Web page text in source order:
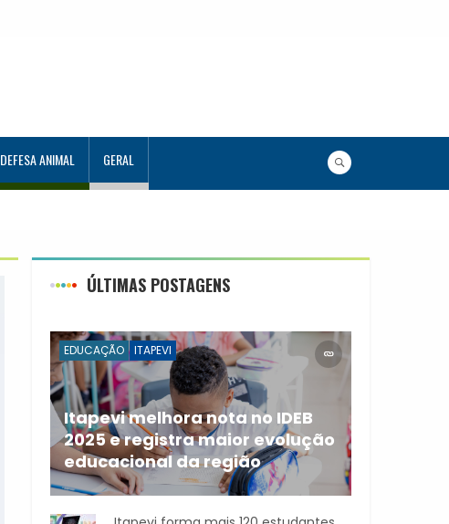
DEFESA ANIMAL GERAL
ÚLTIMAS POSTAGENS
EDUCAÇÃO ITAPEVI
Itapevi melhora nota no IDEB
2025 e registra maior evolução
educacional da região
A rede municipal de ensino